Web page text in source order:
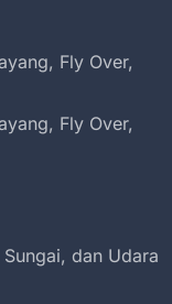
Fly Over,
Fly Over,
dan Udara